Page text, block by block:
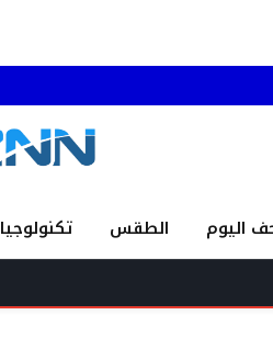
اليوم الطقس تكنولوجيا